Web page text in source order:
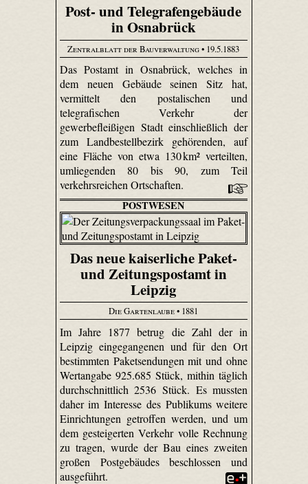
Post- und Telegrafengebäude
in Osnabrück
Zentralblatt der Bauverwaltung• 19.5.1883
Das Postamt in Osnabrück, welches in
dem neuen Gebäude seinen Sitz hat,
vermittelt den postalischen und
telegrafischen Verkehr der
gewerbefleißigen Stadt einschließlich der
zum Landbestellbezirk gehörenden, auf
eine Fläche von etwa 130 km² verteilten,
umliegenden 80 bis 90, zum Teil
verkehrsreichen Ortschaften.
POSTWESEN
Das neue kaiserliche Paket-
und Zeitungspostamt in
Leipzig
Die Gartenlaube• 1881
Im Jahre 1877 betrug die Zahl der in
Leipzig eingegangenen und für den Ort
bestimmten Paketsendungen mit und ohne
Wertangabe 925.685 Stück, mithin täglich
durchschnittlich 2536 Stück. Es mussten
daher im Interesse des Publikums weitere
Einrichtungen getroffen werden, und um
dem gesteigerten Verkehr volle Rechnung
zu tragen, wurde der Bau eines zweiten
großen Postgebäudes beschlossen und
ausgeführt.